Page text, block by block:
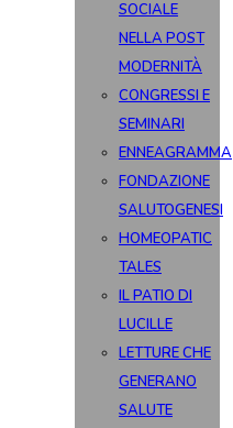
SOCIALE
NELLA POST
MODERNITÀ
CONGRESSI E
SEMINARI
ENNEAGRAMMA
FONDAZIONE
SALUTOGENESI
HOMEOPATIC
TALES
IL PATIO DI
LUCILLE
LETTURE CHE
GENERANO
SALUTE